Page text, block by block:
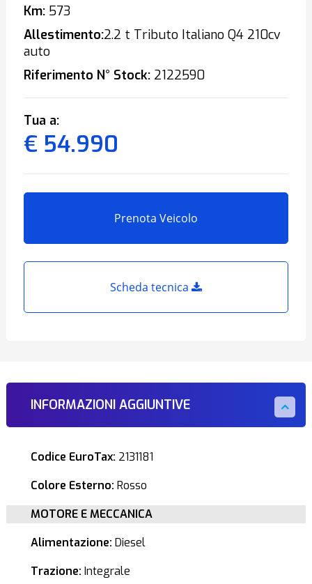
Km:573
Allestimento:2.2 t Tributo Italiano Q4 210cv
auto
Riferimento N° Stock:2122590
Tua a:
€ 54.990
Prenota Veicolo
Scheda tecnica
INFORMAZIONI AGGIUNTIVE
Codice EuroTax: 2131181
Colore Esterno: Rosso
MOTORE E MECCANICA
Alimentazione: Diesel
Trazione: Integrale